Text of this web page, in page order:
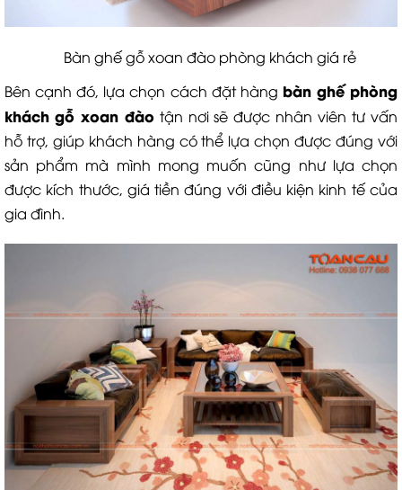
Bàn ghế gỗ xoan đào phòng khách giá rẻ
Bên cạnh đó, lựa chọn cách đặt hàng bàn ghế phòng
khách gỗ xoan đào tận nơi sẽ được nhân viên tư vấn
hỗ trợ, giúp khách hàng có thể lựa chọn được đúng với
sản phẩm mà mình mong muốn cũng như lựa chọn
được kích thước, giá tiền đúng với điều kiện kinh tế của
gia đình.